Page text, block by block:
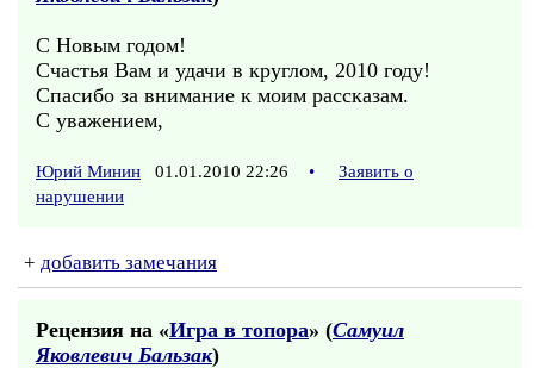
С Новым годом!
Счастья Вам и удачи в круглом, 2010 году!
Спасибо за внимание к моим рассказам.
С уважением,
Юрий Минин 01.01.2010 22:26 •
Заявить о
нарушении
+ добавить замечания
Рецензия на «Игра в топора» (Самуил
Яковлевич Бальзак)